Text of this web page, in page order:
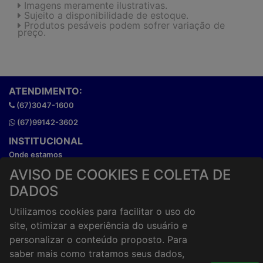
Imagens meramente ilustrativas.
Sujeito a disponibilidade de estoque.
Produtos pesáveis podem sofrer variação de
preço.
AVISO DE COOKIES E COLETA DE
DADOS
Utilizamos cookies para facilitar o uso do
site, otimizar a experiência do usuário e
personalizar o conteúdo proposto. Para
saber mais como tratamos seus dados,
ATENDIMENTO:
(67)3047-1600
(67)99142-3602
INSTITUCIONAL
Onde estamos
Horários de atendimento
HORÁRIOS E ENTREGA
Horários de Entrega
Taxa de entrega
Cidades Atendidas